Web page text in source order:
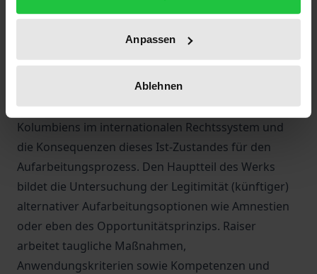
Anpassen
Ablehnen
eine Darstellung der historischen Hintergründe des
kolumbianischen Friedensprozesses und der
Geltung des Opportunitätsgrundsatzes in
Kolumbien. Der Autor betrachtet ferner die Stellung
Kolumbiens im internationalen Rechtssystem und
die Konsequenzen dieses Ist-Zustandes für den
Aufarbeitungsprozess. Den Hauptteil des Werks
bildet die Untersuchung der Legitimität (künftiger)
alternativer Aufarbeitungsoptionen wie Amnestien
oder eben des Opportunitätsprinzips. Raiser
arbeitet taugliche Maßnahmen,
Anwendungskriterien sowie Kompetenzen und